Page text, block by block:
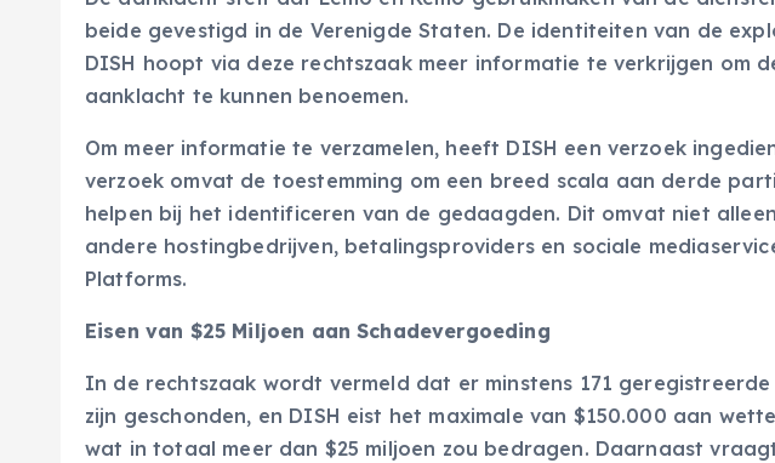
beide gevestigd in de Verenigde Staten. De identiteiten van de
DISH hoopt via deze rechtszaak meer informatie te verkrijgen om
aanklacht te kunnen benoemen.
Om meer informatie te verzamelen, heeft DISH een verzoek
verzoek omvat de toestemming om een breed scala aan derde
helpen bij het identificeren van de gedaagden. Dit omvat niet
andere hostingbedrijven, betalingsproviders en sociale
Platforms.
Eisen van $25 Miljoen aan Schadevergoeding
In de rechtszaak wordt vermeld dat er minstens 171
zijn geschonden, en DISH eist het maximale van $150.000 aan
wat in totaal meer dan $25 miljoen zou bedragen. Daarnaast